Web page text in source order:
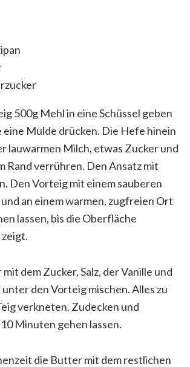
500g Mehl in eine Schüssel geben
Mulde drücken. Die Hefe hinein
lauwarmen Milch, etwas Zucker und
Rand verrühren. Den Ansatz mit
Den Vorteig mit einem sauberen
an einem warmen, zugfreien Ort
lassen, bis die Oberfläche
dem Zucker, Salz, der Vanille und
den Vorteig mischen. Alles zu
verkneten. Zudecken und
Minuten gehen lassen.
die Butter mit dem restlichen